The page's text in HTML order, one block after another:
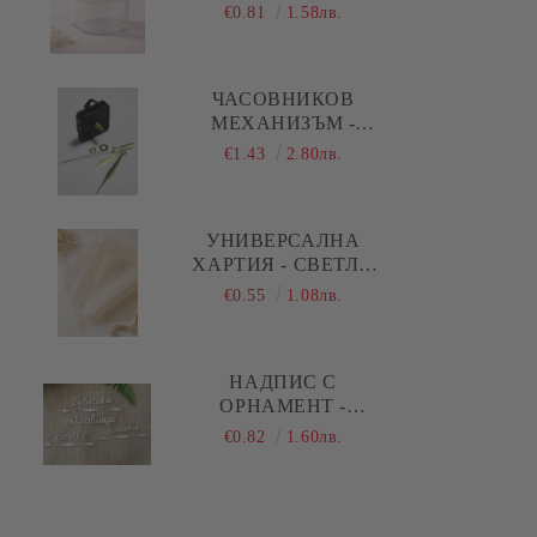
АКРИЛНА КУТИЯ С
€0.81 1.58лв.
ЧАСОВНИКОВ
МЕХАНИЗЪМ -
ПЛАВЕН ( ДЪЛГА
€1.43 2.80лв.
УНИВЕРСАЛНА
ХАРТИЯ - СВЕТЛО
БЕЖОВО - 29,00 Х
€0.55 1.08лв.
НАДПИС С
ОРНАМЕНТ -
БЕБЕШКИ
€0.82 1.60лв.